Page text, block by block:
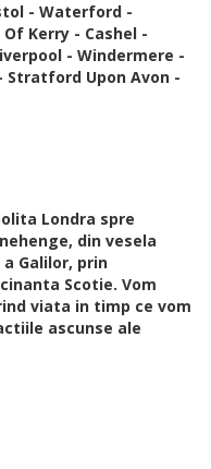
- Waterford -
Kerry - Cashel -
- Windermere -
Stratford Upon Avon -
Londra spre
din vesela
Galilor, prin
Scotie. Vom
viata in timp ce vom
ascunse ale